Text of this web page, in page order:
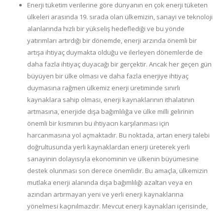
Enerji tüketim verilerine göre dünyanın en çok enerji tüketen
ülkeleri arasında 19. sırada olan ülkemizin, sanayi ve teknoloji
alanlarında hızlı bir yükseliş hedeflediği ve bu yönde
yatırımları artırdığı bir dönemde, enerji arzında önemli bir
artışa ihtiyaç duymakta olduğu ve ilerleyen dönemlerde de
daha fazla ihtiyaç duyacağı bir gerçektir. Ancak her geçen gün
büyüyen bir ülke olması ve daha fazla enerjiye ihtiyaç
duymasına rağmen ülkemiz enerji üretiminde sınırlı
kaynaklara sahip olması, enerji kaynaklarının ithalatının
artmasına, enerjide dışa bağımlılığa ve ülke milli gelirinin
önemli bir kısmının bu ihtiyacın karşılanması için
harcanmasına yol açmaktadır. Bu noktada, artan enerji talebi
doğrultusunda yerli kaynaklardan enerji üreterek yerli
sanayinin dolayısıyla ekonominin ve ülkenin büyümesine
destek olunması son derece önemlidir. Bu amaçla, ülkemizin
mutlaka enerji alanında dışa bağımlılığı azaltan veya en
azından artırmayan yeni ve yerli enerji kaynaklarına
yönelmesi kaçınılmazdır. Mevcut enerji kaynakları içerisinde,